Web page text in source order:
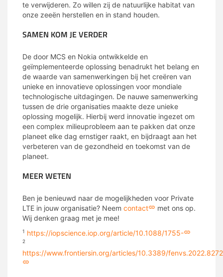
te verwijderen. Zo willen zij de natuurlijke habitat van
onze zeeën herstellen en in stand houden.
SAMEN KOM JE VERDER
De door MCS en Nokia ontwikkelde en
geïmplementeerde oplossing benadrukt het belang en
de waarde van samenwerkingen bij het creëren van
unieke en innovatieve oplossingen voor mondiale
technologische uitdagingen. De nauwe samenwerking
tussen de drie organisaties maakte deze unieke
oplossing mogelijk. Hierbij werd innovatie ingezet om
een complex milieuprobleem aan te pakken dat onze
planeet elke dag ernstiger raakt, en bijdraagt aan het
verbeteren van de gezondheid en toekomst van de
planeet.
MEER WETEN
Ben je benieuwd naar de mogelijkheden voor Private
LTE in jouw organisatie? Neem contact
met ons op.
Wij denken graag met je mee!
1 https://iopscience.iop.org/article/10.1088/1755-
2
https://www.frontiersin.org/articles/10.3389/